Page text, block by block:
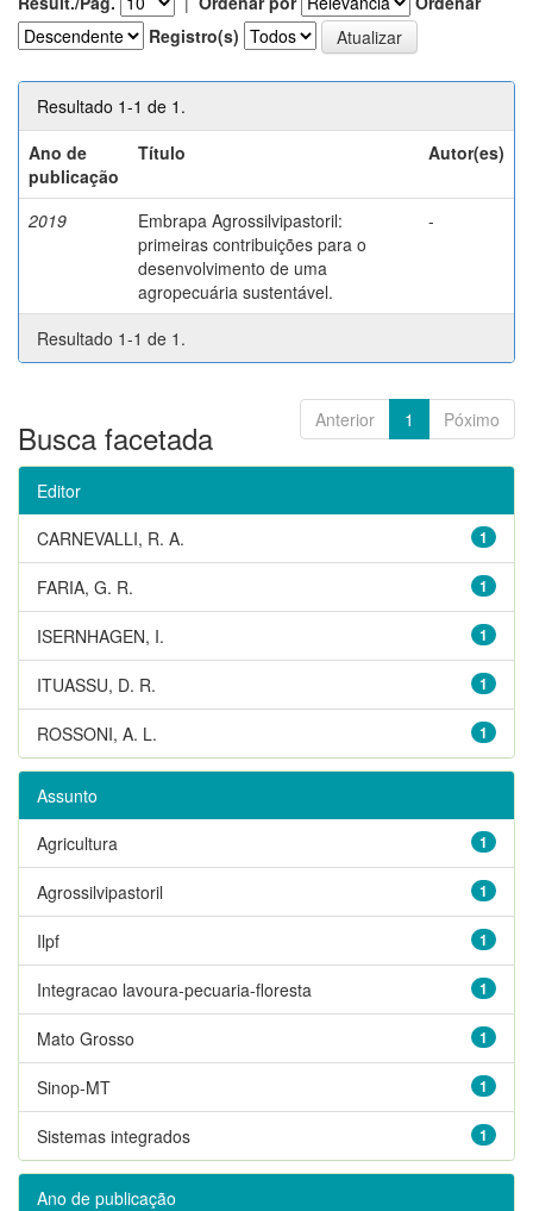
Registro(s)
Resultado 1-1 de 1.
Ano de
publicação
Título Autor(es)
2019
Embrapa Agrossilvipastoril:
primeiras contribuições para o
desenvolvimento de uma
agropecuária sustentável.
-
Resultado 1-1 de 1.
Anterior 1 Póximo
Busca facetada
Editor
1
CARNEVALLI, R. A.
1
FARIA, G. R.
1
ISERNHAGEN, I.
1
ITUASSU, D. R.
1
ROSSONI, A. L.
Assunto
1
Agricultura
1
Agrossilvipastoril
1
Ilpf
1
Integracao lavoura-pecuaria-floresta
1
Mato Grosso
1
Sinop-MT
1
Sistemas integrados
Ano de publicação